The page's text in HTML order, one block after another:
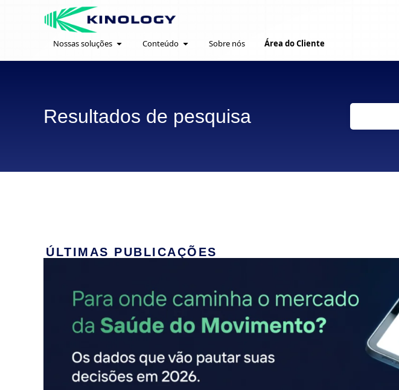
Nossas soluções Conteúdo Sobre nós Área do Cliente
Resultados de pesquisa
ÚLTIMAS PUBLICAÇÕES